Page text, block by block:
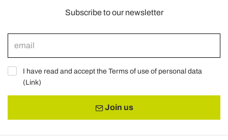
Subscribe to our newsletter
I have read and accept the Terms of use of personal data
(Link)
Join us